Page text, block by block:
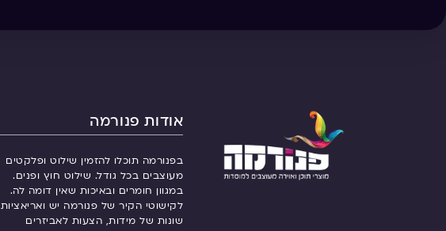
אודות פנורמה
בפנורמה תוכלו להזמין שילוט ופלקטים
מעוצבים בכל גודל. שילוט חוץ ופנים.
במגוון חומרים ובאיכות שאין דומה לה.
לקישוטי הקיר של פנורמה יש ואריאציות
שונות של מידות, הצעות לאביזרים